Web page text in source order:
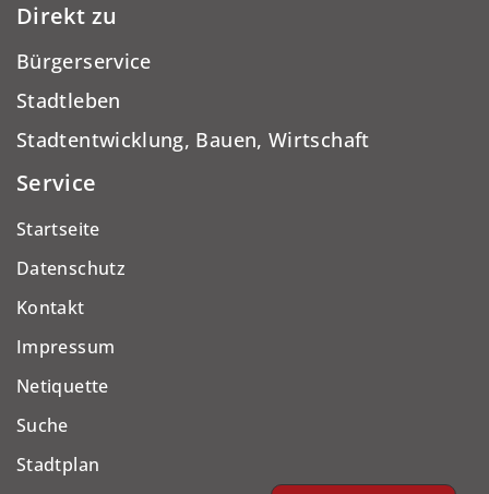
Direkt zu
Bürgerservice
Stadtleben
Stadtentwicklung, Bauen, Wirtschaft
Service
Startseite
Datenschutz
Kontakt
Impressum
Netiquette
Suche
Stadtplan